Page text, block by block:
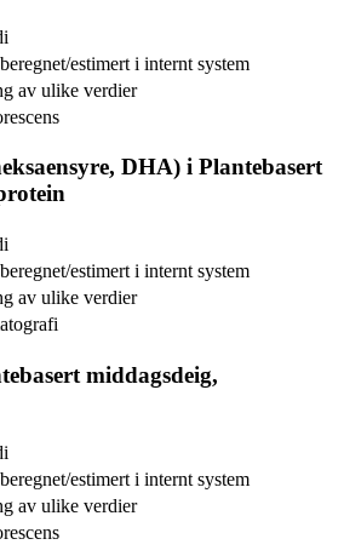
estimert i internt system
av ulike verdier
DHA) i Plantebasert
estimert i internt system
av ulike verdier
middagsdeig,
estimert i internt system
av ulike verdier